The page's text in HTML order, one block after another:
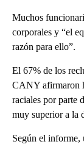
Muchos
corporales y “el
razón para ello”.
El 67% de los
CANY afirmaron
raciales por parte
muy superior a la
Según el informe,